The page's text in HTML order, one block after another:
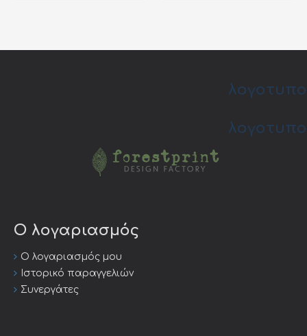
λογοτυπο
λογοτυπο
Ο λογαριασμός
Ο λογαριασμός μου
Ιστορικό παραγγελιών
Συνεργάτες